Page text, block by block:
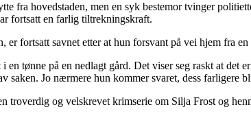
fra hovedstaden, men en syk bestemor tvinger
fortsatt en farlig tiltrekningskraft.
er fortsatt savnet etter at hun forsvant på vei hjem fra
en tønne på en nedlagt gård. Det viser seg raskt at
saken. Jo nærmere hun kommer svaret, dess farligere
troverdig og velskrevet krimserie om Silja Frost og